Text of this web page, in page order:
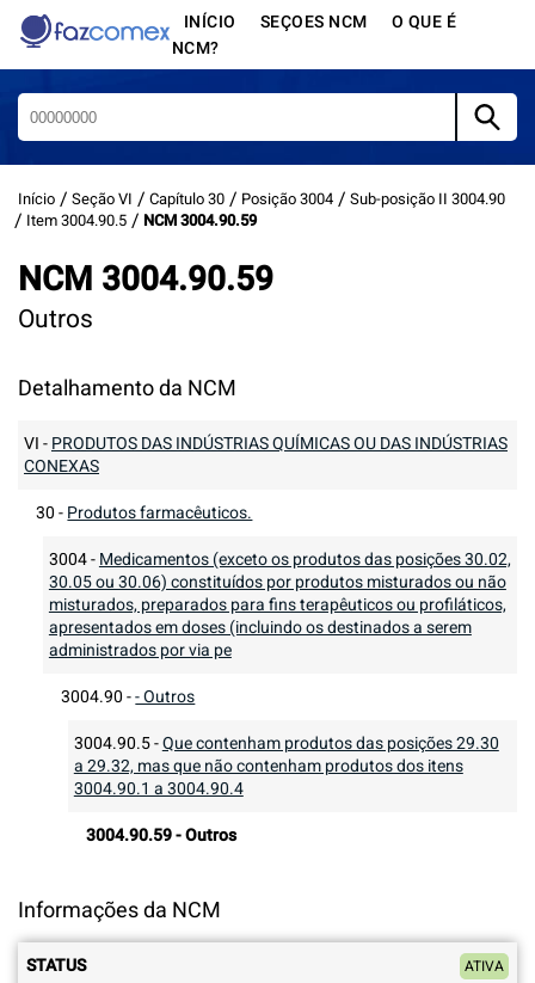
INÍCIO SEÇOES NCM
O QUE É
NCM?
Início Seção VI Capítulo 30 Posição 3004
Sub-posição II 3004.90
Item 3004.90.5
NCM 3004.90.59
NCM 3004.90.59
Outros
Detalhamento da NCM
VI - PRODUTOS DAS INDÚSTRIAS QUÍMICAS OU DAS INDÚSTRIAS
CONEXAS
30 - Produtos farmacêuticos.
3004- Medicamentos (exceto os produtos das posições 30.02,
30.05 ou 30.06) constituídos por produtos misturados ou não
misturados, preparados para fins terapêuticos ou profiláticos,
apresentados em doses (incluindo os destinados a serem
administrados por via pe
3004.90 -- Outros
3004.90.5-Que contenham produtos das posições 29.30
a 29.32, mas que não contenham produtos dos itens
3004.90.1 a 3004.90.4
3004.90.59-Outros
Informações da NCM
STATUS ATIVA